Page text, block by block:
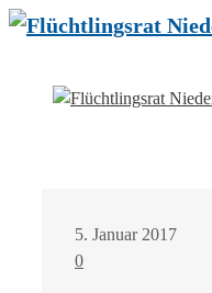
Zum
5. Januar 2017
0